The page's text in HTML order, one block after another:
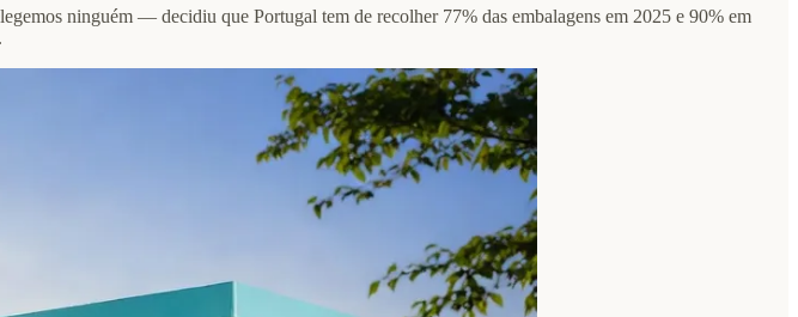
ninguém — decidiu que Portugal tem de recolher 77% das embalagens em 2025 e 90% em